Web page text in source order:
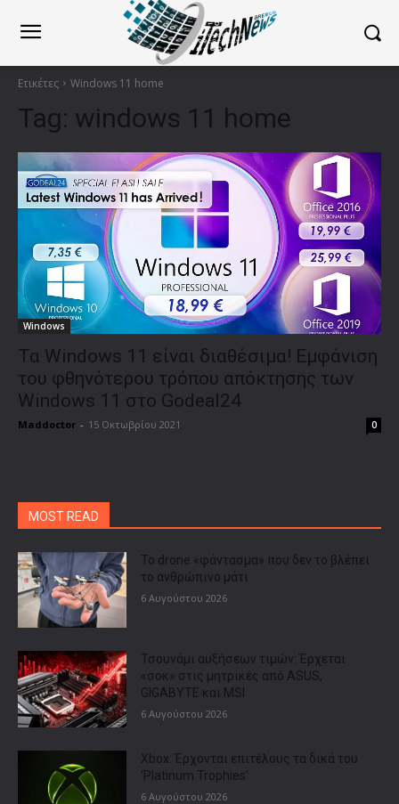
Ετικέτες Windows 11 home
Tag: windows 11 home
Windows
Τα Windows 11 είναι διαθέσιμα! Εμφάνιση
του φθηνότερου τρόπου απόκτησης των
Windows 11 στο Godeal24
Maddoctor - 15 Οκτωβρίου 2021 0
MOST READ
Το drone «φάντασμα» που δεν το βλέπει
το ανθρώπινο μάτι
6 Αυγούστου 2026
Τσουνάμι αυξήσεων τιμών: Έρχεται
«σοκ» στις μητρικές από ASUS,
GIGABYTE και MSI
6 Αυγούστου 2026
Xbox: Έρχονται επιτέλους τα δικά του
‘Platinum Trophies’
6 Αυγούστου 2026